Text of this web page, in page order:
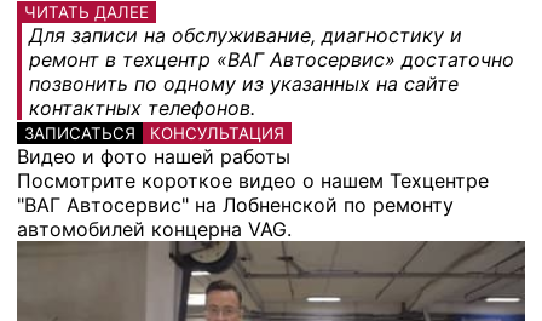
ЧИТАТЬ ДАЛЕЕ
Для записи на обслуживание, диагностику и
ремонт в техцентр «ВАГ Автосервис» достаточно
позвонить по одному из указанных на сайте
контактных телефонов.
ЗАПИСАТЬСЯ КОНСУЛЬТАЦИЯ
Видео и фото нашей работы
Посмотрите короткое видео о нашем Техцентре
"ВАГ Автосервис" на Лобненской по ремонту
автомобилей концерна VAG.